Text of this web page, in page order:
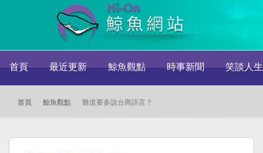
首頁 最近更新 鯨魚觀點 時事新聞 笑談人生
首頁 鯨魚觀點 難道要多說台商語言？